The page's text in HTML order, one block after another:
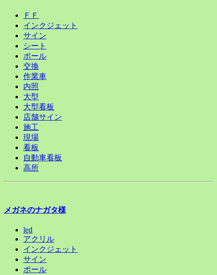
ＦＦ
インクジェット
サイン
シート
ポール
交換
作業車
内照
大型
大型看板
店舗サイン
施工
現場
看板
自動車看板
高所
メガネのナガタ様
led
アクリル
インクジェット
サイン
ポール